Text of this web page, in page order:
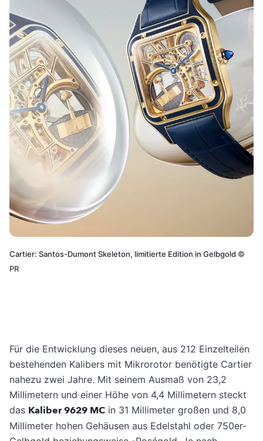
Cartier: Santos-Dumont Skeleton, limitierte Edition in Gelbgold ©
PR
Für die Entwicklung dieses neuen, aus 212 Einzelteilen
bestehenden Kalibers mit Mikrorotor benötigte Cartier
nahezu zwei Jahre. Mit seinem Ausmaß von 23,2
Millimetern und einer Höhe von 4,4 Millimetern steckt
das Kaliber 9629 MC in 31 Millimeter großen und 8,0
Millimeter hohen Gehäusen aus Edelstahl oder 750er-